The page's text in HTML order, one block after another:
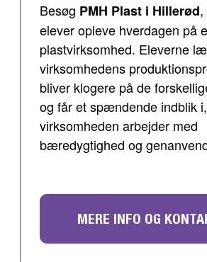
Besøg PMH Plast i Hillerød
elever opleve hverdagen på
plastvirksomhed. Eleverne
virksomhedens
bliver klogere på de
og får et spændende indblik
virksomheden arbejder med
bæredygtighed og
MERE INFO OG